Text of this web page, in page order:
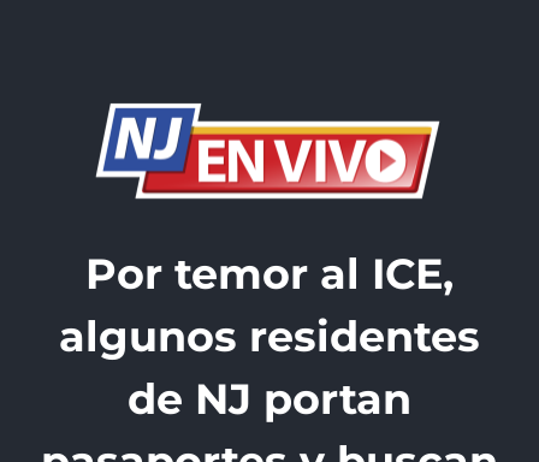
Por temor al ICE,
algunos residentes
de NJ portan